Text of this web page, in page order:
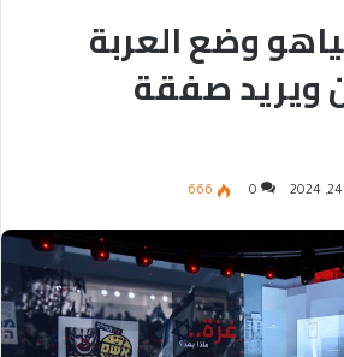
وضع العربة
ويريد صفقة
0
666